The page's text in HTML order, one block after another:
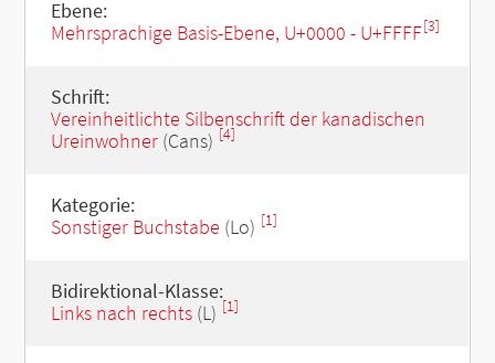
Ebene:
Mehrsprachige Basis-Ebene, U+0000 - U+FFFF[3]
Schrift:
Vereinheitlichte Silbenschrift der kanadischen
Ureinwohner(Cans) [4]
Kategorie:
Sonstiger Buchstabe (Lo) [1]
Bidirektional-Klasse:
Links nach rechts(L) [1]